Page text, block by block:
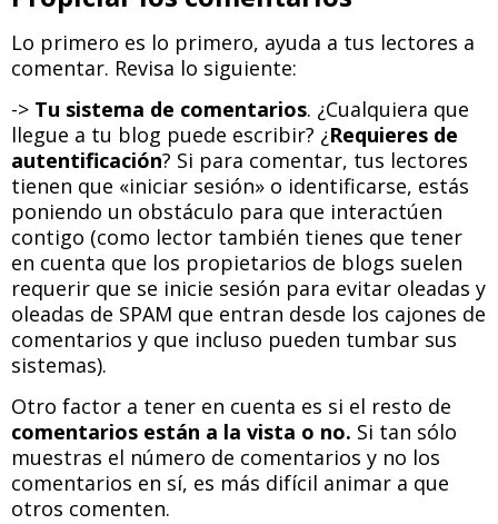
Lo primero es lo primero, ayuda a tus lectores a
comentar. Revisa lo siguiente:
-> Tu sistema de comentarios. ¿Cualquiera que
llegue a tu blog puede escribir? ¿Requieres de
autentificación? Si para comentar, tus lectores
tienen que «iniciar sesión» o identificarse, estás
poniendo un obstáculo para que interactúen
contigo (como lector también tienes que tener
en cuenta que los propietarios de blogs suelen
requerir que se inicie sesión para evitar oleadas y
oleadas de SPAM que entran desde los cajones de
comentarios y que incluso pueden tumbar sus
sistemas).
Otro factor a tener en cuenta es si el resto de
comentarios están a la vista o no. Si tan sólo
muestras el número de comentarios y no los
comentarios en sí, es más difícil animar a que
otros comenten.